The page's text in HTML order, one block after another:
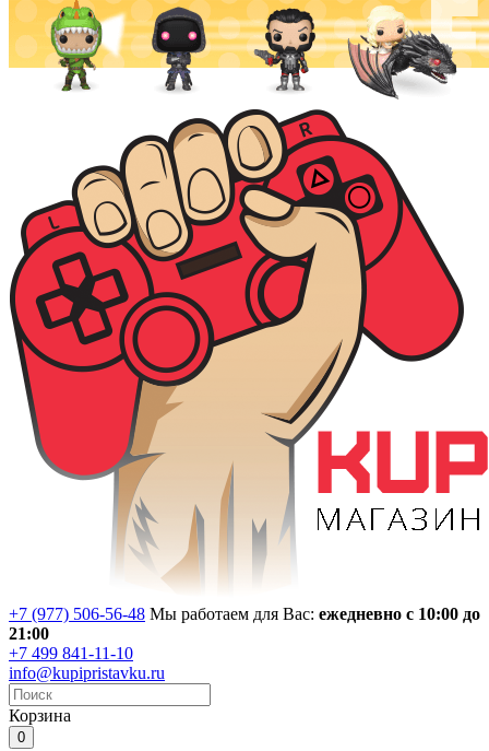
+7 (977) 506-56-48 Мы работаем для Вас: ежедневно с 10:00 до
21:00
+7 499 841-11-10
info@kupipristavku.ru
Корзина
0